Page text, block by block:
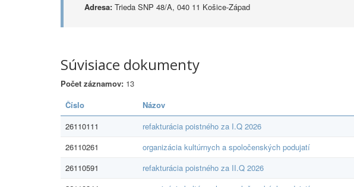
Adresa: Trieda SNP 48/A, 040 11 Košice-Západ
Súvisiace dokumenty
Počet záznamov: 13
Číslo
Názov
26110111
refakturácia poistného za I.Q 2026
26110261
organizácia kultúrnych a spoločenských podujatí
26110591
refakturácia poistného za II.Q 2026